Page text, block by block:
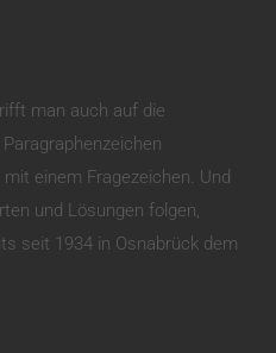
man auch auf die
einem Fragezeichen. Und
und Lösungen folgen,
seit 1934 in Osnabrück dem